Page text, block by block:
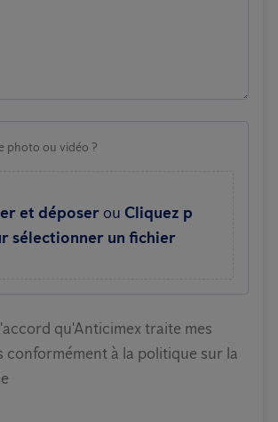
photo ou vidéo ?
et déposerou Cliquez p
sélectionner un fichier
qu'Anticimex traite mes
conformément à la politique sur la